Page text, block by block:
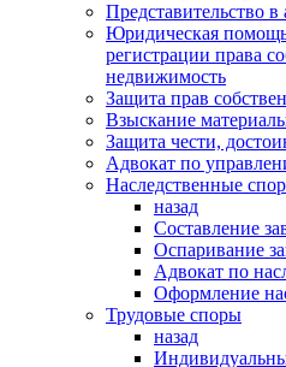
Представительство
Юридическая
регистрации права
недвижимость
Защита прав
Взыскание
Защита чести,
Адвокат по
Наследственные
назад
Составление
Оспаривание
Адвокат по
Оформление
Трудовые споры
назад